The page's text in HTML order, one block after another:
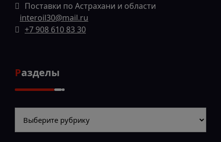
Поставки по Астрахани и области
interoil30@mail.ru
+7 908 610 83 30
Разделы